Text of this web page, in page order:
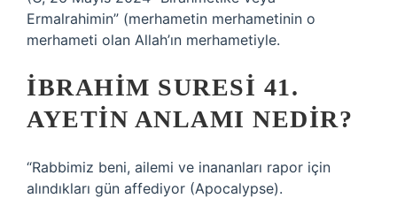
Ermalrahimin” (merhametin merhametinin o
merhameti olan Allah’ın merhametiyle.
İBRAHIM SURESI 41.
AYETIN ANLAMI NEDIR?
“Rabbimiz beni, ailemi ve inananları rapor için
alındıkları gün affediyor (Apocalypse).